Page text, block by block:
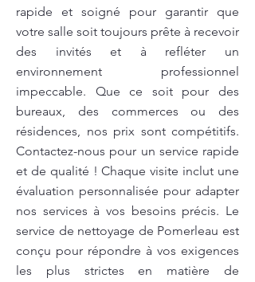
rapide et soigné pour garantir que
votre salle soit toujours prête à recevoir
des invités et à refléter un
environnement professionnel
impeccable. Que ce soit pour des
bureaux, des commerces ou des
résidences, nos prix sont compétitifs.
Contactez-nous pour un service rapide
et de qualité ! Chaque visite inclut une
évaluation personnalisée pour adapter
nos services à vos besoins précis. Le
service de nettoyage de Pomerleau est
conçu pour répondre à vos exigences
les plus strictes en matière de